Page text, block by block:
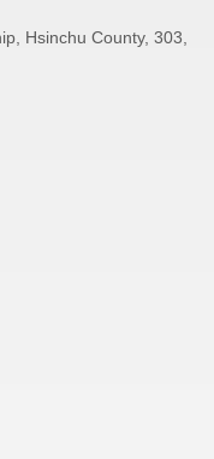
Hsinchu County, 303,